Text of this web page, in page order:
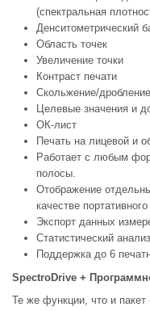
(спектральная
Денситометрический
Область точек
Увеличение точки
Контраст печати
Скольжение/дробление
Целевые значения и
ОК-лист
Печать на лицевой и
Работает с любым
полосы.
Отображение
качестве
Экспорт данных
Статистический
Поддержка до 6
SpectroDrive +
Те же функции, что и